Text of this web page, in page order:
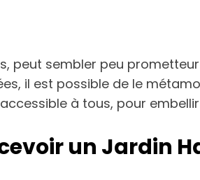
peut sembler peu
il est possible de le
à tous, pour
un Jardin